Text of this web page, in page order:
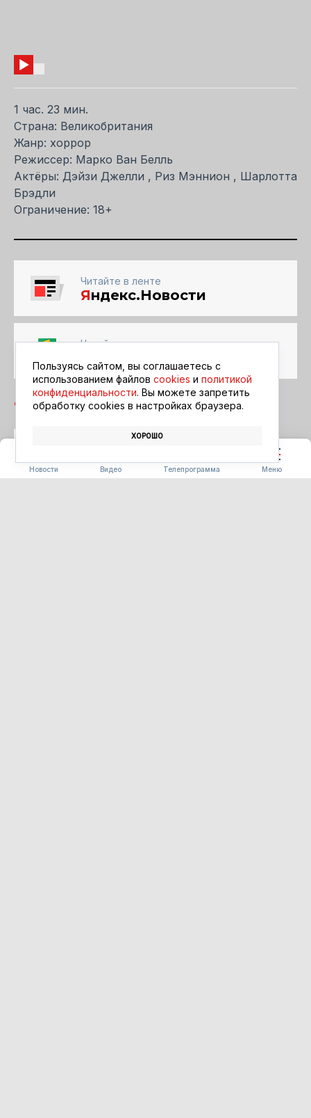
Новости Видео Телепрограмма Меню
1 час. 23 мин.
Страна: Великобритания
Жанр: хоррор
Режиссер: Марко Ван Белль
Актёры: Дэйзи Джелли , Риз Мэннион , Шарлотта
Брэдли
Ограничение: 18+
Читайте в ленте
Яндекс.Новости
Читайте в ленте
АФИША
Пользуясь сайтом, вы соглашаетесь с
использованием файлов cookies и политикой
конфиденциальности. Вы можете запретить
обработку сookies в настройках браузера.
ХОРОШО